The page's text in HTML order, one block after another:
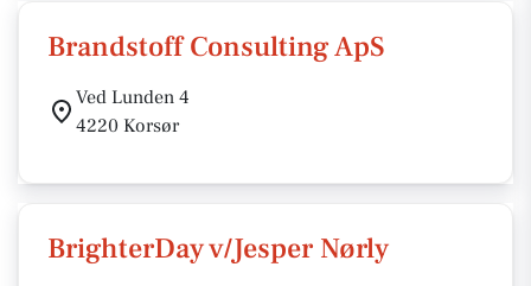
Brandstoff Consulting ApS
Ved Lunden 4
4220 Korsør
BrighterDay v/Jesper Nørly